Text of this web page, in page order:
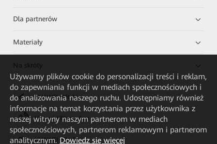
Dla partnerów
Materiały
Na skróty
HUAWEI eKit App
Huawei HiKnow App
HUAWEI eFly App
Używamy plików cookie do personalizacji treści i reklam,
do zapewniania funkcji w mediach społecznościowych i
do analizowania naszego ruchu. Udostępniamy również
informacje na temat korzystania przez użytkownika z
naszej witryny naszym partnerom w mediach
społecznościowych, partnerom reklamowym i partnerom
analitycznym. Dowiedz się więcej